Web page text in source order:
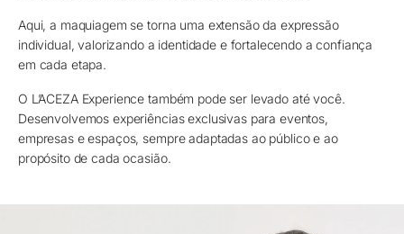
Aqui, a maquiagem se torna uma extensão da expressão
individual, valorizando a identidade e fortalecendo a confiança
em cada etapa.
O L’ACEZA Experience também pode ser levado até você.
Desenvolvemos experiências exclusivas para eventos,
empresas e espaços, sempre adaptadas ao público e ao
propósito de cada ocasião.